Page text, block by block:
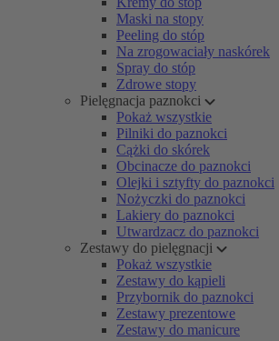
Maski na stopy
Peeling do stóp
Na zrogowaciały naskórek
Spray do stóp
Zdrowe stopy
Pielęgnacja paznokci
Pokaż wszystkie
Pilniki do paznokci
Cążki do skórek
Obcinacze do paznokci
Olejki i sztyfty do paznokci
Nożyczki do paznokci
Lakiery do paznokci
Utwardzacz do paznokci
Zestawy do pielęgnacji
Pokaż wszystkie
Zestawy do kąpieli
Przybornik do paznokci
Zestawy prezentowe
Zestawy do manicure